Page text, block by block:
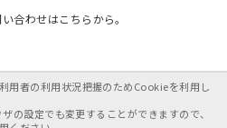
合わせはこちらから。
用者の利用状況把握のためCookieを利用し
の設定でも変更することができますので、